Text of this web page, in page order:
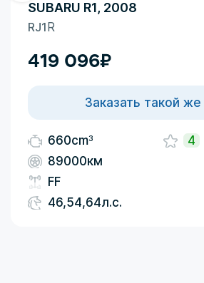
660cm3
89000км
FF
46,54,64л.с.
4
SUBARU R1, 2008
RJ1 R
419 096₽
Заказать такой же